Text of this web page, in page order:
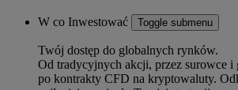
W co Inwestować Toggle submenu
Twój dostęp do globalnych rynków.
Od tradycyjnych akcji, przez surowce i
po kontrakty CFD na kryptowaluty.